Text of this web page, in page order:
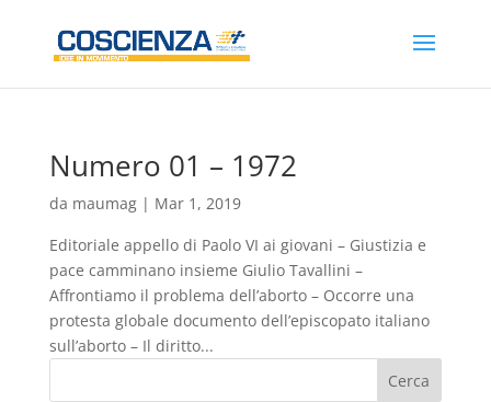
Numero 01 – 1972
da maumag| Mar 1, 2019
Editoriale appello di Paolo VI ai giovani – Giustizia e
pace camminano insieme Giulio Tavallini –
Affrontiamo il problema dell’aborto – Occorre una
protesta globale documento dell’episcopato italiano
sull’aborto – Il diritto...